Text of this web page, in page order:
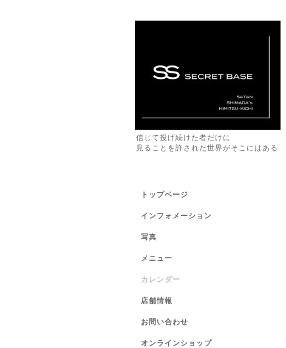
信じて投げ続けた者だけに
見ることを許された世界がそこにはある
トップページ
インフォメーション
写真
メニュー
カレンダー
店舗情報
お問い合わせ
オンラインショップ